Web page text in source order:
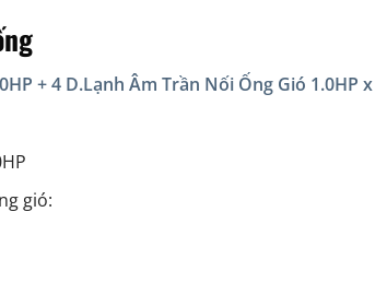
+ 4 D.Lạnh Âm Trần Nối Ống Gió 1.0HP x
gió: